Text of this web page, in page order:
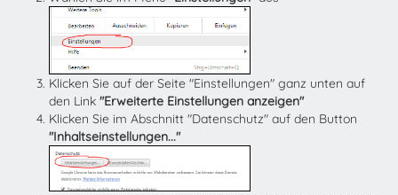
Klicken Sie auf der Seite "Einstellungen" ganz unten auf
den Link "Erweiterte Einstellungen anzeigen"
Klicken Sie im Abschnitt "Datenschutz" auf den Button
"Inhaltseinstellungen..."